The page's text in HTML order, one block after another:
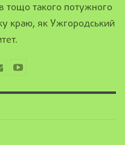
тощо такого потужного
краю, як Ужгородський